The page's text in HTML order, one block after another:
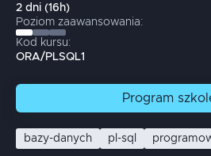
2 dni (16 h)
Poziom zaawansowania:
Kod kursu:
ORA/PLSQL1
Program
bazy-danych pl-sql